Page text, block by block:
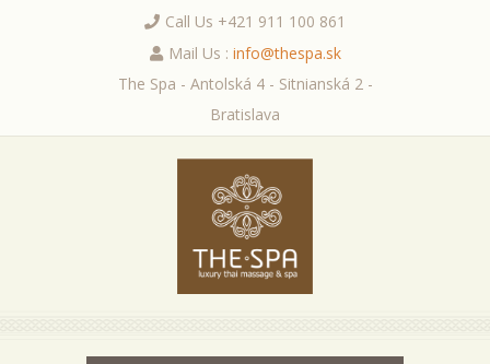
Call Us +421 911 100 861
Mail Us : info@thespa.sk
The Spa - Antolská 4 - Sitnianská 2 -
Bratislava